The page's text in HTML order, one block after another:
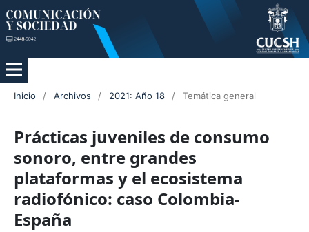
Inicio / Archivos / 2021: Año 18 / Temática general
Prácticas juveniles de consumo
sonoro, entre grandes
plataformas y el ecosistema
radiofónico: caso Colombia-
España